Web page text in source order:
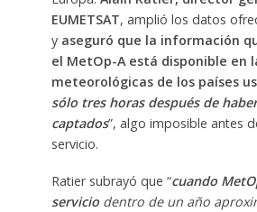
EUMETSAT, amplió los datos
yaseguró que la información
el MetOp-A está disponible en
meteorológicas de los países
sólo tres horas después de
captados”, algo imposible antes
servicio.
Ratier subrayó que “cuando
serviciodentro de un año